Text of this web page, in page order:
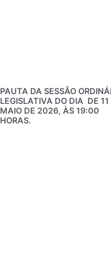
PAUTA DA SESSÃO
LEGISLATIVA DO DIA DE 11
MAIO DE 2026, ÀS 19:00
HORAS.